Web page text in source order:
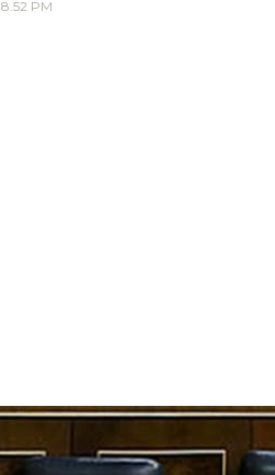
8.52 PM